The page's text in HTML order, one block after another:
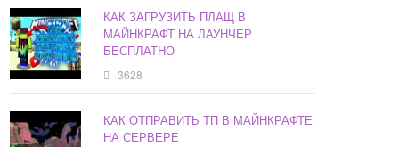
КАК ЗАГРУЗИТЬ ПЛАЩ В
МАЙНКРАФТ НА ЛАУНЧЕР
БЕСПЛАТНО
3628
КАК ОТПРАВИТЬ ТП В МАЙНКРАФТЕ
НА СЕРВЕРЕ